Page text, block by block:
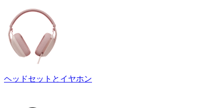
ヘッドセットとイヤホン